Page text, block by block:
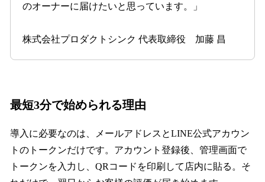
のオーナーに届けたいと思っています。」
株式会社プロダクトシンク 代表取締役 加藤 昌
最短3分で始められる理由
導入に必要なのは、メールアドレスとLINE公式アカウン
トのトークンだけです。アカウント登録後、管理画面で
トークンを入力し、QRコードを印刷して店内に貼る。そ